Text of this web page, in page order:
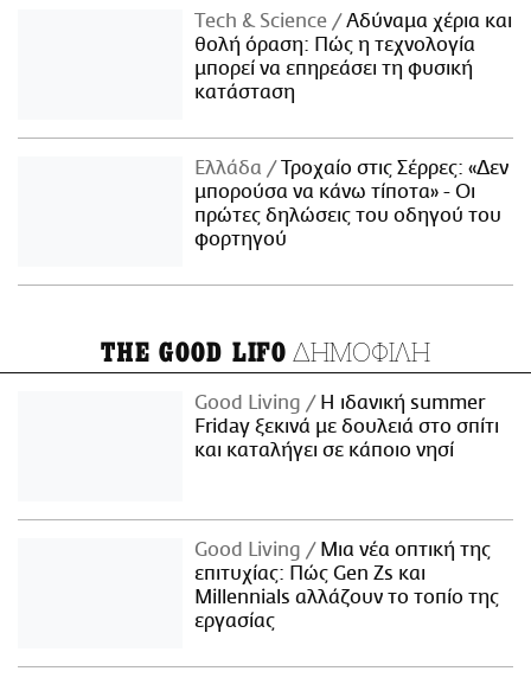
Τech & Science
Αδύναμα χέρια και
θολή όραση: Πώς η τεχνολογία
μπορεί να επηρεάσει τη φυσική
κατάσταση
Ελλάδα
Τροχαίο στις Σέρρες: «Δεν
μπορούσα να κάνω τίποτα» - Οι
πρώτες δηλώσεις του οδηγού του
φορτηγού
THE GOOD LIFO ΔΗΜΟΦΙΛΗ
Good Living
Η ιδανική summer
Friday ξεκινά με δουλειά στο σπίτι
και καταλήγει σε κάποιο νησί
Good Living
Μια νέα οπτική της
επιτυχίας: Πώς Gen Zs και
Millennials αλλάζουν το τοπίο της
εργασίας